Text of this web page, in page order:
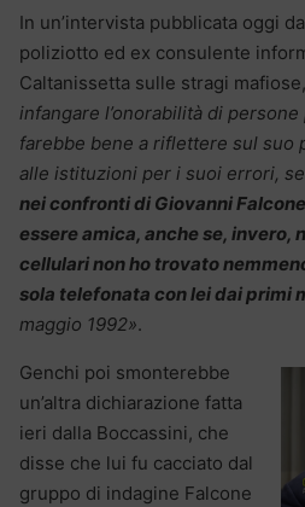
In un’intervista pubblicata oggi da
poliziotto ed ex consulente
Caltanissetta sulle stragi
infangare l’onorabilità di
farebbe bene a riflettere sul suo
alle istituzioni per i suoi errori,
nei confronti di Giovanni
essere amica, anche se, invero,
cellulari non ho trovato
sola telefonata con lei dai primi
maggio 1992».
Genchi poi smonterebbe
un’altra dichiarazione fatta
ieri dalla Boccassini, che
disse che lui fu cacciato dal
gruppo di indagine Falcone